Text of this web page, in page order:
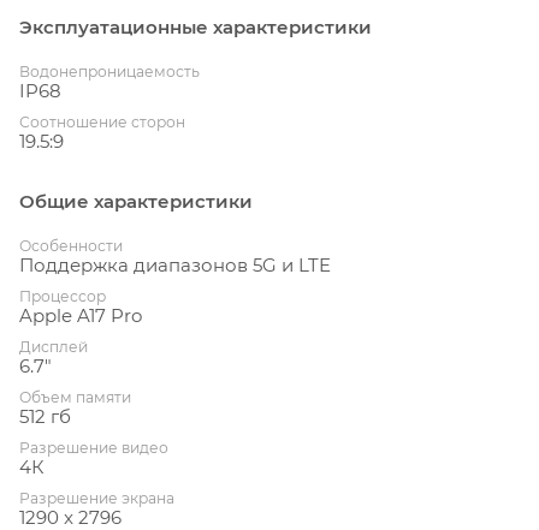
Эксплуатационные характеристики
Водонепроницаемость
IP68
Соотношение сторон
19.5:9
Общие характеристики
Особенности
Поддержка диапазонов 5G и LTE
Процессор
Apple A17 Pro
Дисплей
6.7"
Объем памяти
512 гб
Разрешение видео
4К
Разрешение экрана
1290 x 2796